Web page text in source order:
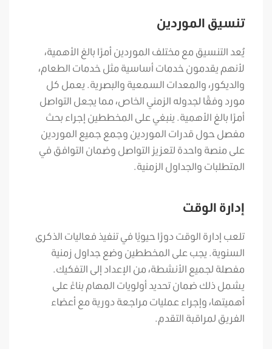
تنسيق الموردين
يُعد التنسيق مع مختلف الموردين أمرًا بالغ الأهمية،
لأنهم يقدمون خدمات أساسية مثل خدمات الطعام،
والديكور، والمعدات السمعية والبصرية. يعمل كل
مورد وفقًا لجدوله الزمني الخاص، مما يجعل التواصل
أمرًا بالغ الأهمية. ينبغي على المخططين إجراء بحث
مفصل حول قدرات الموردين وجمع جميع الموردين
على منصة واحدة لتعزيز التواصل وضمان التوافق في
المتطلبات والجداول الزمنية.
إدارة الوقت
تلعب إدارة الوقت دورًا حيويًا في تنفيذ فعاليات الذكرى
السنوية. يجب على المخططين وضع جداول زمنية
مفصلة لجميع الأنشطة، من الإعداد إلى التفكيك.
يشمل ذلك ضمان تحديد أولويات المهام بناءً على
أهميتها، وإجراء عمليات مراجعة دورية مع أعضاء
الفريق لمراقبة التقدم.